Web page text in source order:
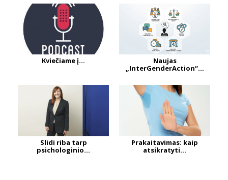
Kviečiame į...
Naujas
„InterGenderAction“...
Slidi riba tarp
psichologinio...
Prakaitavimas: kaip
atsikratyti...